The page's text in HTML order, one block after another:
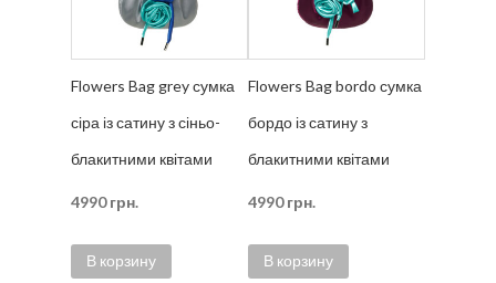
Flowers Bag grey сумка
сіра із сатину з сіньо-
блакитними квітами
4990грн.
В корзину
Flowers Bag bordo сумка
бордо із сатину з
блакитними квітами
4990грн.
В корзину